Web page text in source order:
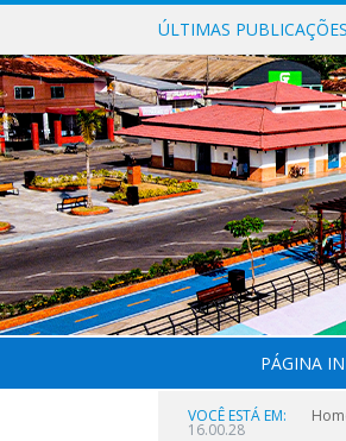
ÚLTIMAS
PÁGINA
VOCÊ ESTÁ EM:
16.00.28